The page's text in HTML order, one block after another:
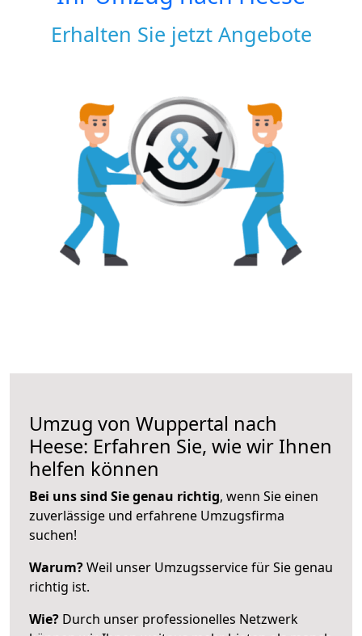
Erhalten Sie jetzt Angebote
Umzug von Wuppertal nach
Heese: Erfahren Sie, wie wir Ihnen
helfen können
Bei uns sind Sie genau richtig, wenn Sie einen
zuverlässige und erfahrene Umzugsfirma
suchen!
Warum?Weil unser Umzugsservice für Sie genau
richtig ist.
Wie? Durch unser professionelles Netzwerk